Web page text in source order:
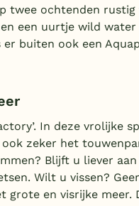
twee ochtenden rustig
een uurtje wild
buiten ook een
In deze vrolijke
zeker het
Blijft u liever aan
Wilt u vissen?
grote en visrijke meer.